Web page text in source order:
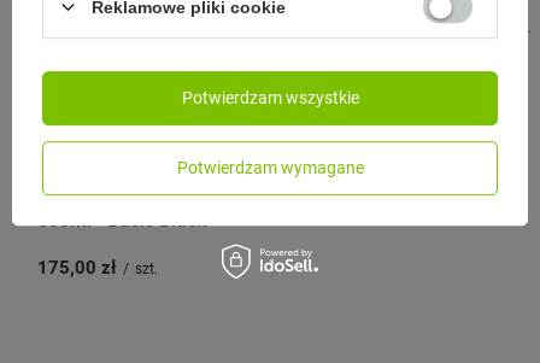
Butelka termiczna Closca Wave
175,00 zł / szt.
187,00 zł
Reklamowe pliki cookie
Potwierdzam wymagane
Potwierdzam wszystkie